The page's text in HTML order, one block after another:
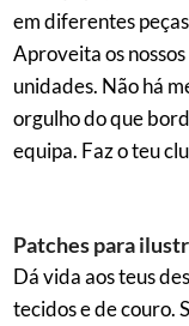
em diferentes
Aproveita os
unidades. Não há
orgulho do que
equipa. Faz o teu
Patches para
Dá vida aos teus
tecidos e de couro.